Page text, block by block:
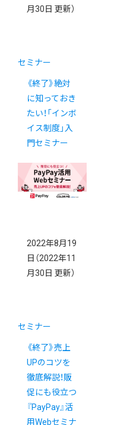
月30日 更新）
セミナー
《終了》絶対
に知っておき
たい！「インボ
イス制度」入
門セミナー
2022年8月19
日 （2022年11
月30日 更新）
セミナー
《終了》売上
UPのコツを
徹底解説！販
促にも役立つ
『PayPay』活
用Webセミナ